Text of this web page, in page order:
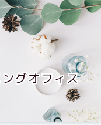
グオフィス